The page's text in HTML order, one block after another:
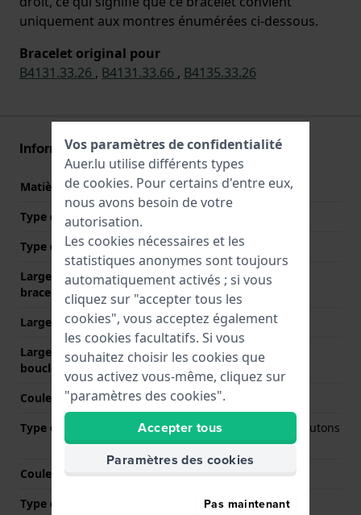
uniquement aux montres énumérées ci-dessous.
Bracelet original pour
B4131.33.26 , B4131.33.66 , B4135.33.26
Informations bracelet
Matière bracelet
Acier inoxydable
Type de matériau
Type de bracelet
Bracelet à maillons
Largeur de la patte (du
bracelet)
18 mm
Largeur entre Corne
15 mm
Largeur de bande à la
boucle
16 mm
Couleur du bracelet
Argent
Type de fermoir
Boucle papillon avec boutons
poussoirs
Couleur de fermoir
Argent
Type de montage
Épingles à ressort
Vos paramètres de confidentialité
Auer.lu utilise différents types
de cookies. Pour certains d'entre eux,
nous avons besoin de votre
autorisation.
Les cookies nécessaires et les
statistiques anonymes sont toujours
automatiquement activés ; si vous
cliquez sur "accepter tous les
cookies", vous acceptez également
les cookies facultatifs. Si vous
souhaitez choisir les cookies que
vous activez vous-même, cliquez sur
"paramètres des cookies".
Accepter tous
Paramètres des cookies
Pas maintenant